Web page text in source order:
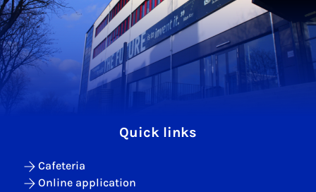
Quick links
Cafeteria
Online application